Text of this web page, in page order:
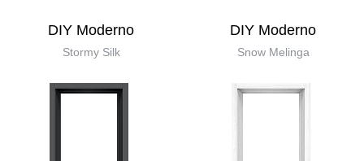
DIY Moderno
Stormy Silk
DIY Moderno
Snow Melinga